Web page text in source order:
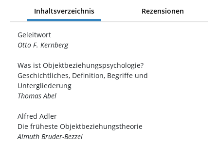
Inhaltsverzeichnis Rezensionen
Geleitwort
Otto F. Kernberg
Was ist Objektbeziehungspsychologie?
Geschichtliches, Definition, Begriffe und
Untergliederung
Thomas Abel
Alfred Adler
Die früheste Objektbeziehungstheorie
Almuth Bruder-Bezzel